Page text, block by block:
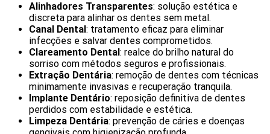
Alinhadores Transparentes: solução estética e
discreta para alinhar os dentes sem metal.
Canal Dental : tratamento eficaz para eliminar
infecções e salvar dentes comprometidos.
Clareamento Dental : realce do brilho natural do
sorriso com métodos seguros e profissionais.
Extração Dentária: remoção de dentes com técnicas
minimamente invasivas e recuperação tranquila.
Implante Dentário: reposição definitiva de dentes
perdidos com estabilidade e estética.
Limpeza Dentária: prevenção de cáries e doenças